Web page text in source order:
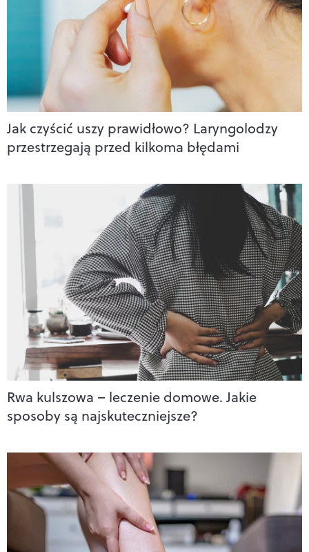
Jak czyścić uszy prawidłowo? Laryngolodzy
przestrzegają przed kilkoma błędami
Rwa kulszowa – leczenie domowe. Jakie
sposoby są najskuteczniejsze?